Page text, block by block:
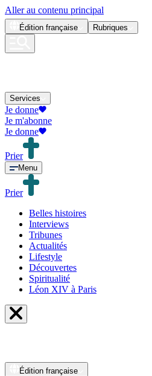
Aller au contenu principal
Édition française Rubriques
Services
Je donne
Je m'abonne
Je donne
Prier
Menu
Prier
Belles histoires
Interviews
Tribunes
Actualités
Lifestyle
Découvertes
Spiritualité
Léon XIV à Paris
Édition française